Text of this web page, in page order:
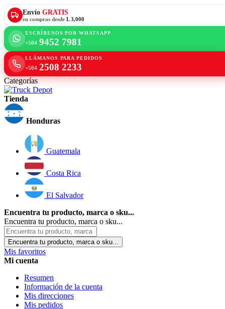
Envío GRATIS
en compras desde L 3,000
ESCRÍBENOS POR WHATSAPP
+504 9452 7981
LLÁMANOS PARA PEDIDOS
+504 2508 2233
Categorías
Tienda
Honduras
Guatemala
Costa Rica
El Salvador
Encuentra tu producto, marca o sku...
Encuentra tu producto, marca o sku...
Encuentra tu producto, marca o sku...
Mis favoritos
Mi cuenta
Resumen
Información de la cuenta
Mis direcciones
Mis pedidos